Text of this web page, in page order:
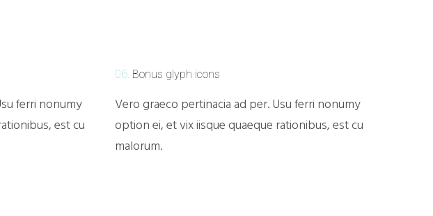
ferri nonumy
est cu
06. Bonus glyph icons
Vero graeco pertinacia ad per. Usu ferri nonumy
option ei, et vix iisque quaeque rationibus, est cu
malorum.